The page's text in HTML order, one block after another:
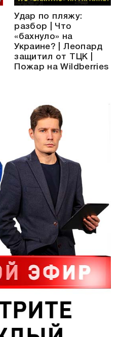
Удар по пляжу:
разбор | Что
«бахнуло» на
Украине? | Леопард
защитил от ТЦК |
Пожар на Wildberries